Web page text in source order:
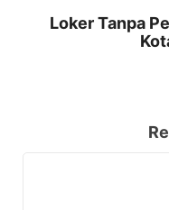
Loker Tanpa